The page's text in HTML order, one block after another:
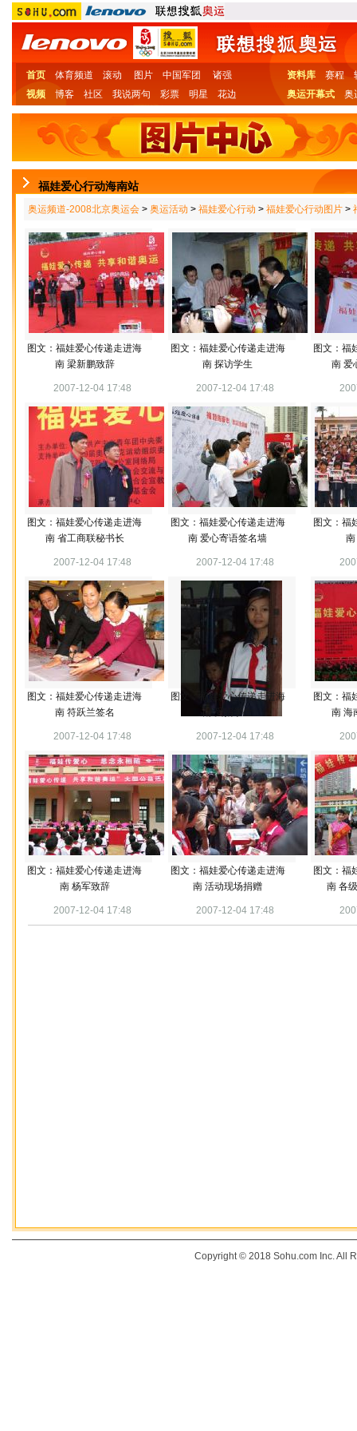
首页 体育频道 滚动 图片 中国军团
诸强
视频
博客 社区 我说两句 彩票 明星 花边
资料库 赛程
奥运开幕式
奥
福娃爱心行动海南站
奥运频道-2008北京奥运会 > 奥运活动 > 福娃爱心行动 > 福娃爱心行动图片 >
图文：福娃爱心传递走进海
南 梁新鹏致辞
2007-12-04 17:48
图文：福娃爱心传递走进海
南 探访学生
2007-12-04 17:48
图文：福
南 爱
图文：福娃爱心传递走进海
南 省工商联秘书长
2007-12-04 17:48
图文：福娃爱心传递走进海
南 爱心寄语签名墙
2007-12-04 17:48
图文：福
南
图文：福娃爱心传递走进海
南 符跃兰签名
2007-12-04 17:48
图文：福娃爱心传递走进海
南 受捐学生
2007-12-04 17:48
图文：福
南 海
图文：福娃爱心传递走进海
南 杨军致辞
2007-12-04 17:48
图文：福娃爱心传递走进海
南 活动现场捐赠
2007-12-04 17:48
图文：福
南 各
Copyright © 2018 Sohu.com Inc. All